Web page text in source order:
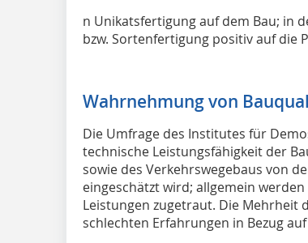
n Unikatsfertigung auf dem Bau; in
bzw. Sortenfertigung positiv auf die
Wahrnehmung von
Die Umfrage des Institutes für
technische Leistungsfähigkeit der
sowie des Verkehrswegebaus von
eingeschätzt wird; allgemein
Leistungen zugetraut. Die Mehrheit
schlechten Erfahrungen in Bezug